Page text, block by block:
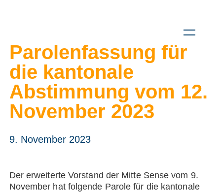
Parolenfassung für
die kantonale
Abstimmung vom 12.
November 2023
9. November 2023
Der erweiterte Vorstand der Mitte Sense vom 9.
November hat folgende Parole für die kantonale